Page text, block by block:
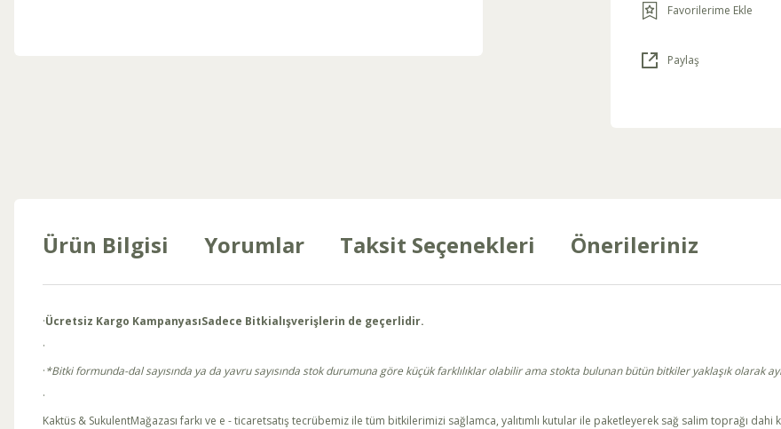
Paylaş
Ürün Bilgisi Yorumlar Taksit Seçenekleri Önerileriniz
·Ücretsiz Kargo KampanyasıSadece Bitkialışverişlerin de geçerlidir.
·
·*Bitki formunda-dal sayısında ya da yavru sayısında stok durumuna göre küçük farklılıklar olabilir ama stokta bulunan bütün bitkiler yaklaşık olarak
·
Kaktüs & SukulentMağazası farkı ve e - ticaretsatış tecrübemiz ile tüm bitkilerimizi sağlamca, yalıtımlı kutular ile paketleyerek sağ salim toprağı dahi